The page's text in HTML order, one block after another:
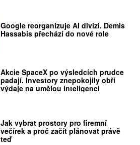
Google reorganizuje AI divizi. Demis
Hassabis přechází do nové role
Akcie SpaceX po výsledcích prudce
padají. Investory znepokojily obří
výdaje na umělou inteligenci
Jak vybrat prostory pro firemní
večírek a proč začít plánovat právě
teď